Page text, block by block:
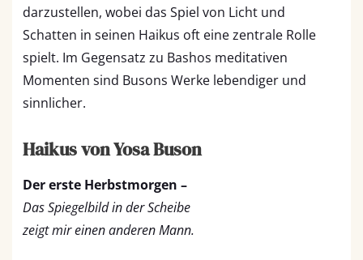
darzustellen, wobei das Spiel von Licht und
Schatten in seinen Haikus oft eine zentrale Rolle
spielt. Im Gegensatz zu Bashos meditativen
Momenten sind Busons Werke lebendiger und
sinnlicher.
Haikus von Yosa Buson
Der erste Herbstmorgen –
Das Spiegelbild in der Scheibe
zeigt mir einen anderen Mann.